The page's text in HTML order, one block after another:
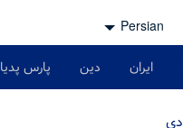
Persian
ایران دین پارس پدیا